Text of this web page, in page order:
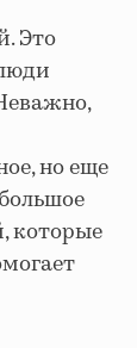
Это
но еще
которые